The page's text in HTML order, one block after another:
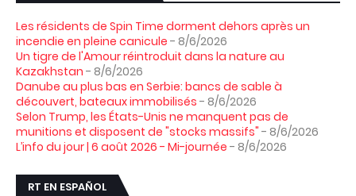
Les résidents de Spin Time dorment dehors après un
incendie en pleine canicule - 8/6/2026
Un tigre de l'Amour réintroduit dans la nature au
Kazakhstan - 8/6/2026
Danube au plus bas en Serbie: bancs de sable à
découvert, bateaux immobilisés - 8/6/2026
Selon Trump, les États-Unis ne manquent pas de
munitions et disposent de "stocks massifs" - 8/6/2026
L’info du jour | 6 août 2026 - Mi-journée - 8/6/2026
RT EN ESPAÑOL